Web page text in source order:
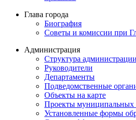
Глава города
Биография
Советы и комиссии при
Администрация
Структура
Руководители
Департаменты
Подведомственные
Объекты на карте
Проекты муниципальных
Установленные формы